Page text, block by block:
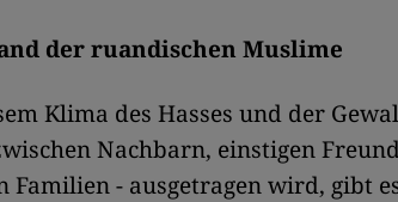
der ruandischen Muslime
Klima des Hasses und der
Nachbarn, einstigen
Familien - ausgetragen wird, gibt